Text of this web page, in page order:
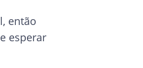
então
esperar